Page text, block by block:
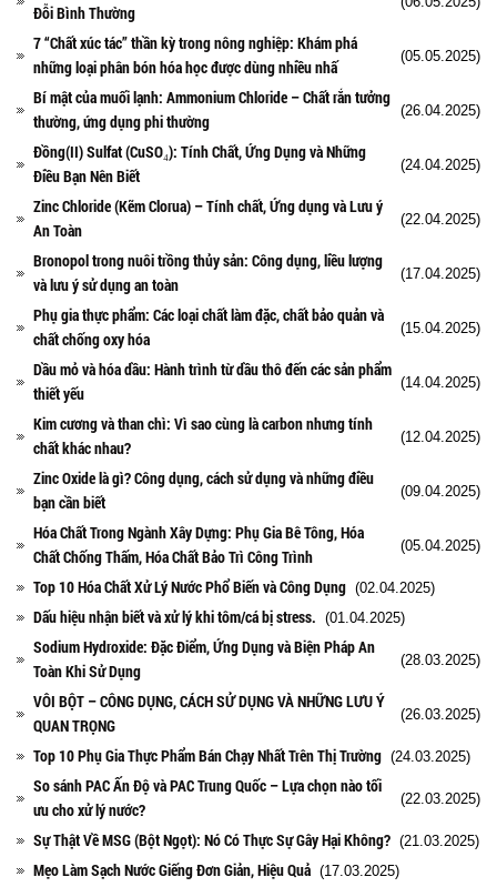
Đỗi Bình Thường
7 “Chất xúc tác” thần kỳ trong nông nghiệp: Khám phá
những loại phân bón hóa học được dùng nhiều nhấ
(05.05.2025)
Bí mật của muối lạnh: Ammonium Chloride – Chất rắn tưởng
thường, ứng dụng phi thường
(26.04.2025)
Đồng(II) Sulfat (CuSO₄): Tính Chất, Ứng Dụng và Những
Điều Bạn Nên Biết
(24.04.2025)
Zinc Chloride (Kẽm Clorua) – Tính chất, Ứng dụng và Lưu ý
An Toàn
(22.04.2025)
Bronopol trong nuôi trồng thủy sản: Công dụng, liều lượng
và lưu ý sử dụng an toàn
(17.04.2025)
Phụ gia thực phẩm: Các loại chất làm đặc, chất bảo quản và
chất chống oxy hóa
(15.04.2025)
Dầu mỏ và hóa dầu: Hành trình từ dầu thô đến các sản phẩm
thiết yếu
(14.04.2025)
Kim cương và than chì: Vì sao cùng là carbon nhưng tính
chất khác nhau?
(12.04.2025)
Zinc Oxide là gì? Công dụng, cách sử dụng và những điều
bạn cần biết
(09.04.2025)
Hóa Chất Trong Ngành Xây Dựng: Phụ Gia Bê Tông, Hóa
Chất Chống Thấm, Hóa Chất Bảo Trì Công Trình
(05.04.2025)
Top 10 Hóa Chất Xử Lý Nước Phổ Biến và Công Dụng (02.04.2025)
Dấu hiệu nhận biết và xử lý khi tôm/cá bị stress. (01.04.2025)
Sodium Hydroxide: Đặc Điểm, Ứng Dụng và Biện Pháp An
Toàn Khi Sử Dụng
(28.03.2025)
VÔI BỘT – CÔNG DỤNG, CÁCH SỬ DỤNG VÀ NHỮNG LƯU Ý
QUAN TRỌNG
(26.03.2025)
Top 10 Phụ Gia Thực Phẩm Bán Chạy Nhất Trên Thị Trường (24.03.2025)
So sánh PAC Ấn Độ và PAC Trung Quốc – Lựa chọn nào tối
ưu cho xử lý nước?
(22.03.2025)
Sự Thật Về MSG (Bột Ngọt): Nó Có Thực Sự Gây Hại Không? (21.03.2025)
Mẹo Làm Sạch Nước Giếng Đơn Giản, Hiệu Quả (17.03.2025)